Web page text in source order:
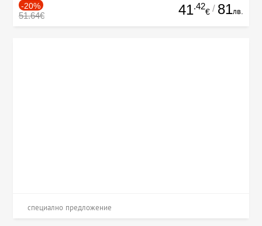
-20%
51.64€ 41.42
€ / 81лв.
специално предложение